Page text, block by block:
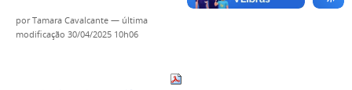
porTamara Cavalcante — última
modificação 30/04/2025 10h06